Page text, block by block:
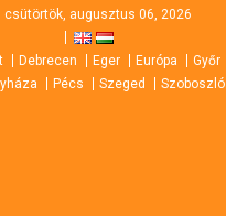
csütörtök, augusztus 06, 2026
Debrecen Eger Európa Győr
Pécs Szeged Szoboszló